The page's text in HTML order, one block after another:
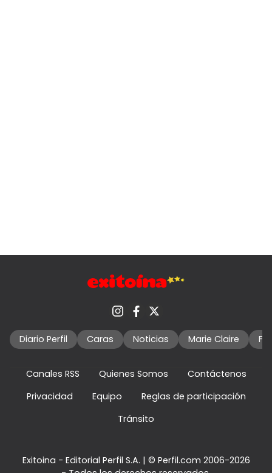
Diario Perfil Caras Noticias Marie Claire
Canales RSS Quienes Somos
Contáctenos
Privacidad
Equipo
Reglas de participación
Tránsito
Exitoina - Editorial Perfil S.A. | © Perfil.com 2006-2026